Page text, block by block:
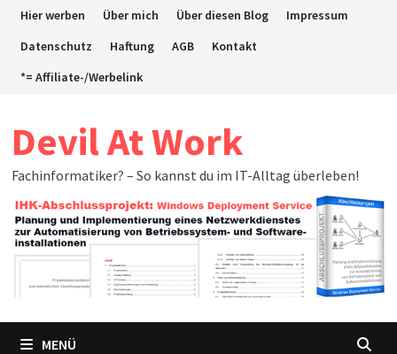
ZumHier werben Über mich Über diesen Blog
Impressum
Datenschutz
Haftung AGB
Kontakt
*= Affiliate-/Werbelink
Devil At Work
Fachinformatiker? – So kannst du im IT-Alltag überleben!
MENÜ